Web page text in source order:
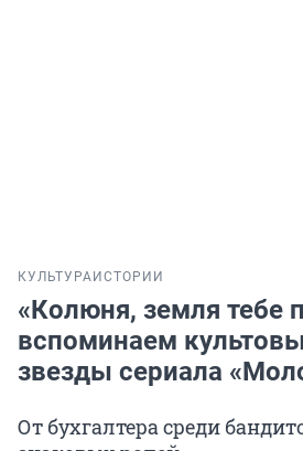
КУЛЬТУРА ИСТОРИИ
«Колюня, земля тебе
вспоминаем
звезды сериала
От бухгалтера среди